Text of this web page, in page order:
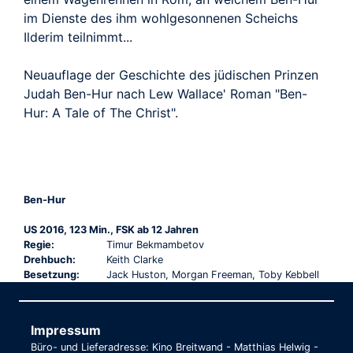
im Dienste des ihm wohlgesonnenen Scheichs
Ilderim teilnimmt...
Neuauflage der Geschichte des jüdischen Prinzen
Judah Ben-Hur nach Lew Wallace' Roman "Ben-
Hur: A Tale of The Christ".
Ben-Hur
US 2016, 123 Min., FSK ab 12 Jahren
Regie:
Timur Bekmambetov
Drehbuch:
Keith Clarke
Besetzung:
Jack Huston, Morgan Freeman, Toby Kebbell
Impressum
Büro- und Lieferadresse: Kino Breitwand - Matthias Helwig -